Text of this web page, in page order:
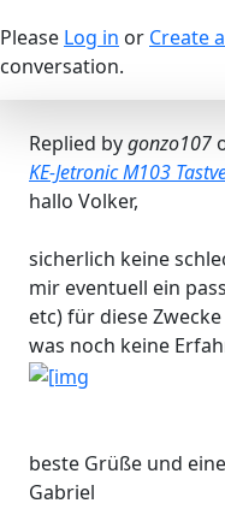
Please Log in or Create
conversation.
Replied bygonzo107
KE-Jetronic M103
hallo Volker,
sicherlich keine
mir eventuell ein
etc) für diese
was noch keine
beste Grüße und
Gabriel